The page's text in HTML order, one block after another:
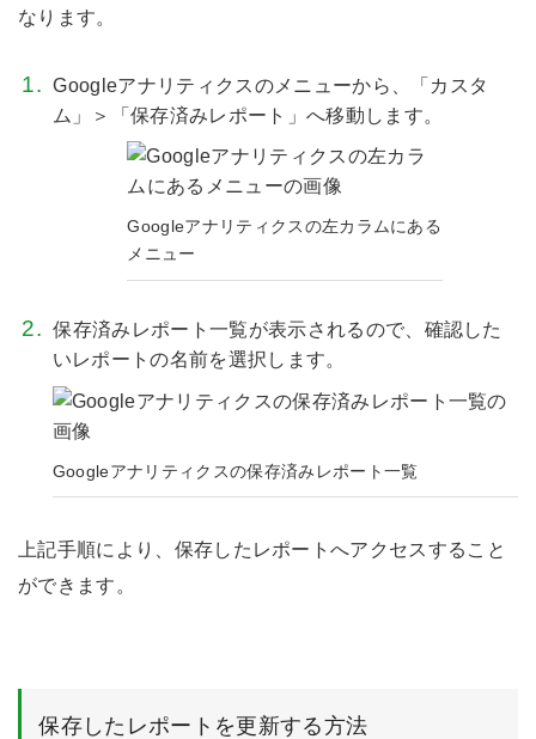
なります。
Googleアナリティクスのメニューから、「カスタ
ム」＞「保存済みレポート」へ移動します。
Googleアナリティクスの左カラムにある
メニュー
保存済みレポート一覧が表示されるので、確認した
いレポートの名前を選択します。
Googleアナリティクスの保存済みレポート一覧
上記手順により、保存したレポートへアクセスすること
ができます。
保存したレポートを更新する方法